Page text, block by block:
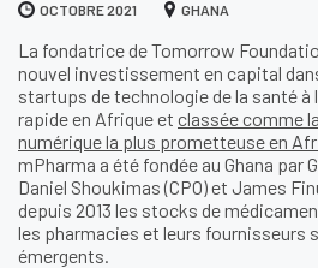
OCTOBRE 2021 GHANA
La fondatrice de Tomorrow
nouvel investissement en capital
startups de technologie de la santé à
rapide en Afrique et classée comme
numérique la plus prometteuse en
mPharma a été fondée au Ghana par
Daniel Shoukimas (CPO) et James
depuis 2013 les stocks de
les pharmacies et leurs fournisseurs
émergents.